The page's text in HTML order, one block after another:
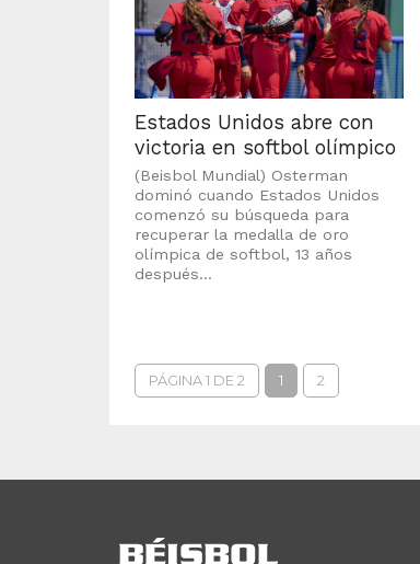
Estados Unidos abre con
victoria en softbol olímpico
(Beisbol Mundial) Osterman
dominó cuando Estados Unidos
comenzó su búsqueda para
recuperar la medalla de oro
olímpica de softbol, ​​13 años
después...
PÁGINA 1 DE 2 1 2